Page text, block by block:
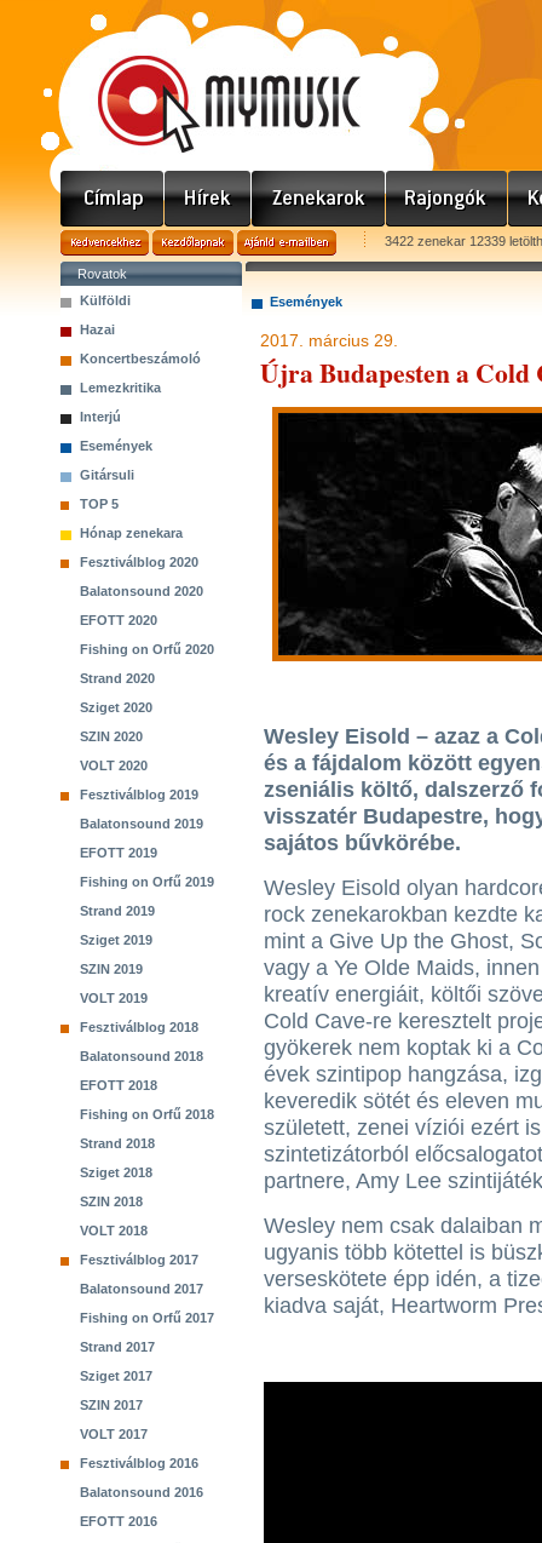
3422 zenekar 12339
Rovatok
Külföldi
Hazai
Koncertbeszámoló
Lemezkritika
Interjú
Események
Gitársuli
TOP 5
Hónap zenekara
Fesztiválblog 2020
Balatonsound 2020
EFOTT 2020
Fishing on Orfű 2020
Strand 2020
Sziget 2020
SZIN 2020
VOLT 2020
Fesztiválblog 2019
Balatonsound 2019
EFOTT 2019
Fishing on Orfű 2019
Strand 2019
Sziget 2019
SZIN 2019
VOLT 2019
Fesztiválblog 2018
Balatonsound 2018
EFOTT 2018
Fishing on Orfű 2018
Strand 2018
Sziget 2018
SZIN 2018
VOLT 2018
Fesztiválblog 2017
Balatonsound 2017
Fishing on Orfű 2017
Strand 2017
Sziget 2017
SZIN 2017
VOLT 2017
Fesztiválblog 2016
Balatonsound 2016
EFOTT 2016
Események
2017. március 29.
Újra Budapesten a Cold
Wesley Eisold – azaz a
és a fájdalom között
zseniális költő, dalszerző
visszatér Budapestre,
sajátos bűvkörébe.
Wesley Eisold olyan
rock zenekarokban kezdte
mint a Give Up the Ghost,
vagy a Ye Olde Maids,
kreatív energiáit, költői
Cold Cave-re keresztelt
gyökerek nem koptak ki a
évek szintipop hangzása,
keveredik sötét és eleven
született, zenei víziói ezért
szintetizátorból
partnere, Amy Lee
Wesley nem csak dalaiban
ugyanis több kötettel is
verseskötete épp idén, a
kiadva saját, Heartworm